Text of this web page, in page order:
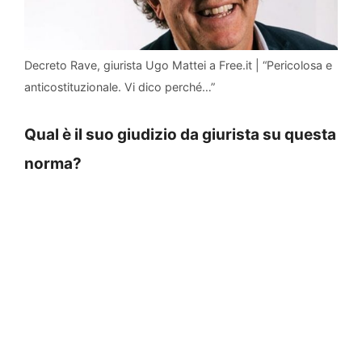
Decreto Rave, giurista Ugo Mattei a Free.it | “Pericolosa e
anticostituzionale. Vi dico perché…”
Qual è il suo giudizio da giurista su questa
norma?